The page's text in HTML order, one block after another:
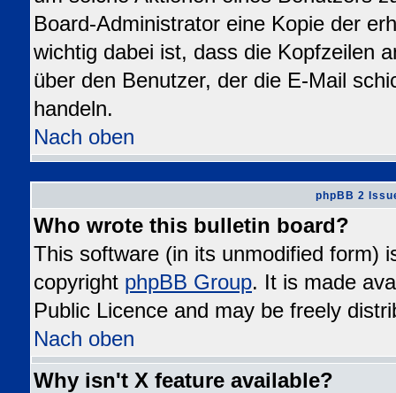
Board-Administrator eine Kopie der
wichtig dabei ist, dass die Kopfzeilen
über den Benutzer, der die E-Mail
handeln.
Nach oben
phpBB 2
Who wrote this bulletin board?
This software (in its unmodified form)
copyright phpBB Group. It is made
Public Licence and may be freely
Nach oben
Why isn't X feature available?